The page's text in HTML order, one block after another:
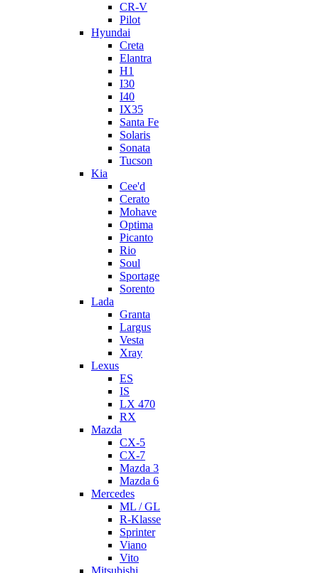
CR-V
Pilot
Hyundai
Creta
Elantra
H1
I30
I40
IX35
Santa Fe
Solaris
Sonata
Tucson
Kia
Cee'd
Cerato
Mohave
Optima
Picanto
Rio
Soul
Sportage
Sorento
Lada
Granta
Largus
Vesta
Xray
Lexus
ES
IS
LX 470
RX
Mazda
CX-5
CX-7
Mazda 3
Mazda 6
Mercedes
ML / GL
R-Klasse
Sprinter
Viano
Vito